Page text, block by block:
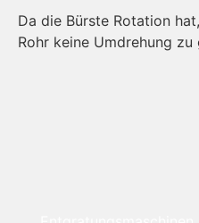
Da die Bürste Rotation
Rohr keine Umdrehung zu